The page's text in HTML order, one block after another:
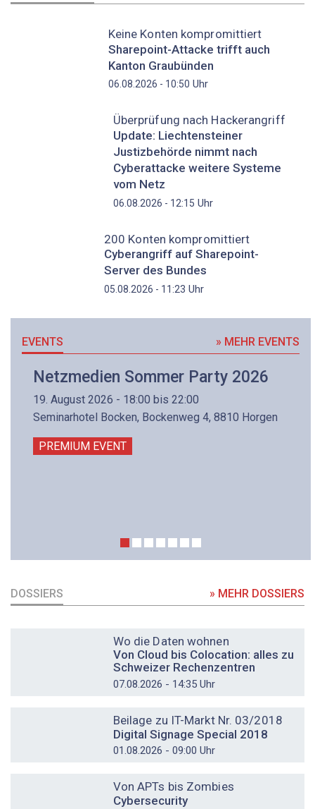
Keine Konten kompromittiert
Sharepoint-Attacke trifft auch
Kanton Graubünden
06.08.2026 - 10:50 Uhr
Überprüfung nach Hackerangriff
Update: Liechtensteiner
Justizbehörde nimmt nach
Cyberattacke weitere Systeme
vom Netz
06.08.2026 - 12:15 Uhr
200 Konten kompromittiert
Cyberangriff auf Sharepoint-
Server des Bundes
05.08.2026 - 11:23 Uhr
EVENTS » MEHR EVENTS
Netzmedien Sommer Party 2026
19. August 2026 - 18:00 bis 22:00
Seminarhotel Bocken, Bockenweg 4, 8810 Horgen
PREMIUM EVENT
DOSSIERS » MEHR DOSSIERS
Wo die Daten wohnen
Von Cloud bis Colocation: alles zu
Schweizer Rechenzentren
07.08.2026 - 14:35 Uhr
Beilage zu IT-Markt Nr. 03/2018
Digital Signage Special 2018
01.08.2026 - 09:00 Uhr
Von APTs bis Zombies
Cybersecurity